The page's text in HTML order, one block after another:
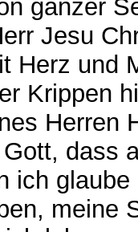
ganzer
Jesu
Herz
Krippen
dass
ich
meine